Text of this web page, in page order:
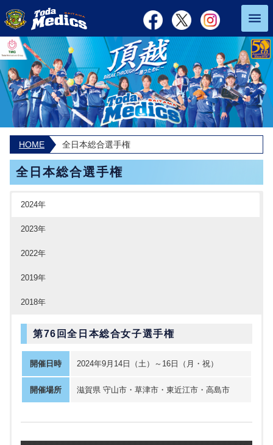
HOME 全日本総合選手権
全日本総合選手権
2024年
2023年
2022年
2019年
2018年
第76回全日本総合女子選手権
開催日時 2024年9月14日（土）～16日（月・祝）
開催場所 滋賀県 守山市・草津市・東近江市・高島市